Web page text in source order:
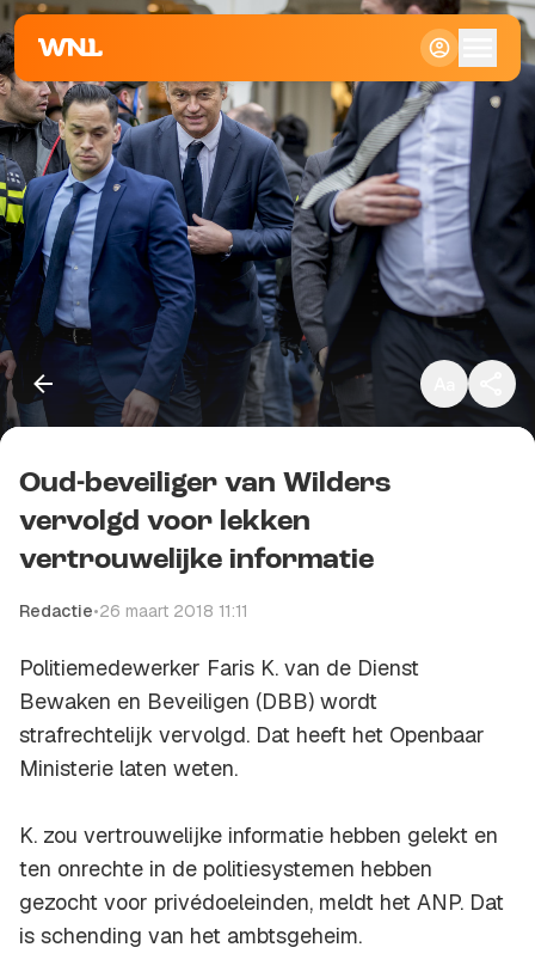
Klein
Standaard
Groot
Kopieer link
Oud-beveiliger van Wilders
vervolgd voor lekken
vertrouwelijke informatie
Redactie•26 maart 2018 11:11
Politiemedewerker Faris K. van de Dienst
Bewaken en Beveiligen (DBB) wordt
strafrechtelijk vervolgd. Dat heeft het Openbaar
Ministerie laten weten.
K. zou vertrouwelijke informatie hebben gelekt en
ten onrechte in de politiesystemen hebben
gezocht voor privédoeleinden, meldt het ANP. Dat
is schending van het ambtsgeheim.